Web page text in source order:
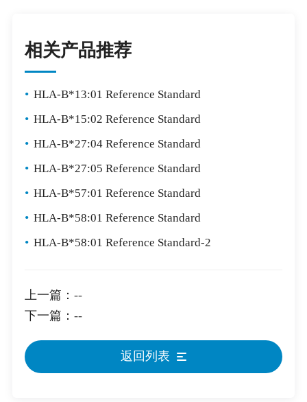
相关产品推荐
• HLA-B*13:01 Reference Standard
• HLA-B*15:02 Reference Standard
• HLA-B*27:04 Reference Standard
• HLA-B*27:05 Reference Standard
• HLA-B*57:01 Reference Standard
• HLA-B*58:01 Reference Standard
• HLA-B*58:01 Reference Standard-2
上一篇： --
下一篇： --
返回列表